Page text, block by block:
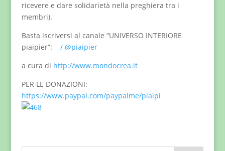
ricevere e dare solidarietà nella preghiera tra i
membri).
Basta iscriversi al canale “UNIVERSO INTERIORE
piaipier”:
/ @piaipier
a cura di http://www.mondocrea.it
PER LE DONAZIONI:
https://www.paypal.com/paypalme/piaipi